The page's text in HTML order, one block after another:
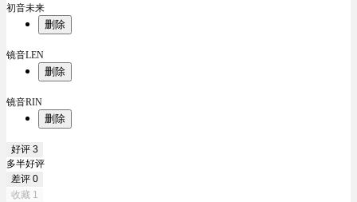
初音未来
删除
镜音LEN
删除
镜音RIN
删除
好评 3
多半好评
差评 0
收藏 1